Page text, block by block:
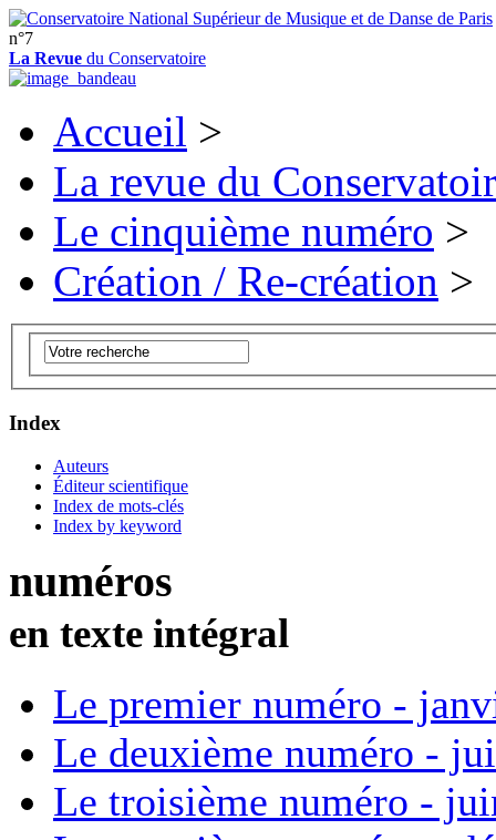
n°7
La Revue du Conservatoire
Accueil >
La revue du
Le cinquième numéro >
Création / Re-création >
Index
Auteurs
Éditeur scientifique
Index de mots-clés
Index by keyword
numéros
en texte intégral
Le premier numéro -
Le deuxième numéro -
Le troisième numéro -